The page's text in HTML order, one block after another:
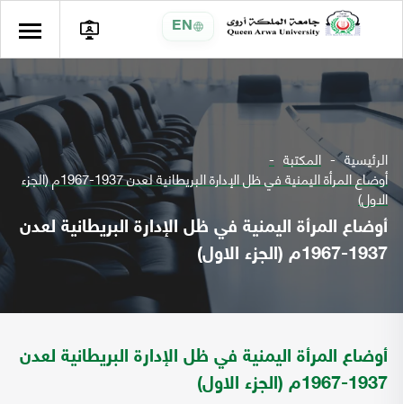
EN
الرئيسية المكتبة
أوضاع المرأة اليمنية في ظل الإدارة البريطانية لعدن 1937-1967م (الجزء
الاول)
أوضاع المرأة اليمنية في ظل الإدارة البريطانية لعدن
1937-1967م (الجزء الاول)
أوضاع المرأة اليمنية في ظل الإدارة البريطانية لعدن
1937-1967م (الجزء الاول)